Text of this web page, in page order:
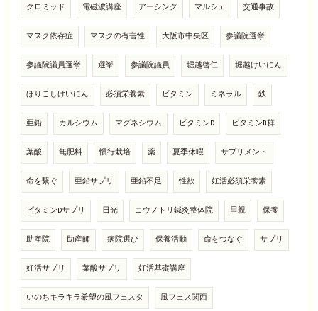
クロミッド 電磁波講座 アーシング マルシェ 交通事故
マスク依存症 マスクの有害性 大阪市中央区 参議院選挙
参議院議員選挙 選挙 参議院議員 堀越啓仁 堀越けいにん
ほりこしけいにん 必須栄養素 ビタミン ミネラル 鉄
亜鉛 カルシウム マグネシウム ビタミンD ビタミンB群
葉酸 無肥料 慣行栽培 薬 夏季休暇 サプリメント
命を繋ぐ 亜鉛サプリ 亜鉛不足 性欲 妊活必須栄養素
ビタミンDサプリ 日光 コウノトリ鍼灸整体院 里親 保養
助産院 助産師 病院選び 保養活動 命をつなぐ サプリ
妊活サプリ 葉酸サプリ 妊活基礎講座
いのちキラキラ希望の風フェスタ 風フェス関西